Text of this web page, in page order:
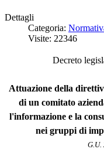
Dettagli
Categoria:
Visite: 22346
Decreto
Attuazione della
di un comitato
l'informazione e la
nei gruppi di